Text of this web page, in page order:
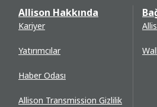
Allison Hakkında
Kariyer
Yatırımcılar
Haber Odası
Allison Transmission Gizlilik